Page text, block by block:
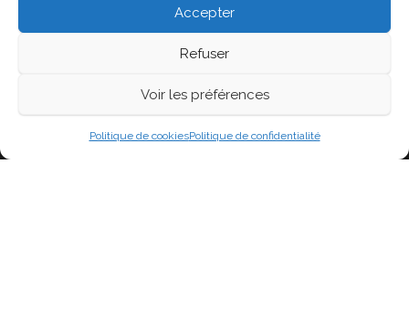
Accepter
Refuser
Voir les préférences
Politique de cookiesPolitique de confidentialité
Fièrement propulsé parWordPress
Blog